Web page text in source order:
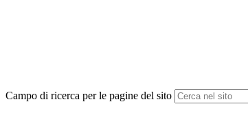
Campo di ricerca per le pagine del sito